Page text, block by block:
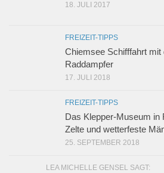
18. JULI 2017
FREIZEIT-TIPPS
Chiemsee Schifffahrt
Raddampfer
17. JULI 2018
FREIZEIT-TIPPS
Das Klepper-Museum in
Zelte und wetterfeste
25. SEPTEMBER 2018
LEA MICHELLE GENSEL SAGT: